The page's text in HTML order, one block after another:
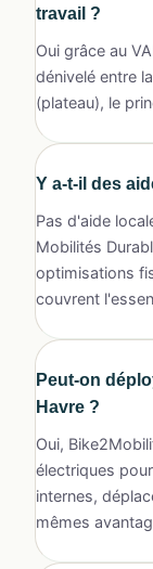
travail ?
Oui grâce au
dénivelé entre
(plateau), le
Y a-t-il des
Pas d'aide
Mobilités
optimisations
couvrent
Peut-on
Havre ?
Oui,
électriques
internes,
mêmes